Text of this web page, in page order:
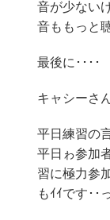
音が少ない
音ももっと
最後に････
キャシーさ
平日練習の
平日ゎ参加
習に極力参
もｲｲです･･